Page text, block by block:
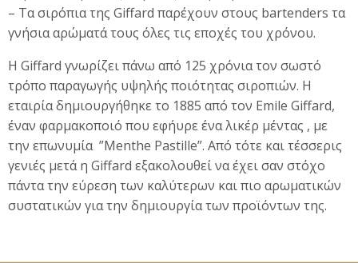
– Τα σιρόπια της Giffard παρέχουν στους bartenders τα
γνήσια αρώματά τους όλες τις εποχές του χρόνου.
Η Giffard γνωρίζει πάνω από 125 χρόνια τον σωστό
τρόπο παραγωγής υψηλής ποιότητας σιροπιών. Η
εταιρία δημιουργήθηκε το 1885 από τον Emile Giffard,
έναν φαρμακοποιό που εφήυρε ένα λικέρ μέντας , με
την επωνυμία ”Menthe Pastille”. Από τότε και τέσσερις
γενιές μετά η Giffard εξακολουθεί να έχει σαν στόχο
πάντα την εύρεση των καλύτερων και πιο αρωματικών
συστατικών για την δημιουργία των προϊόντων της.